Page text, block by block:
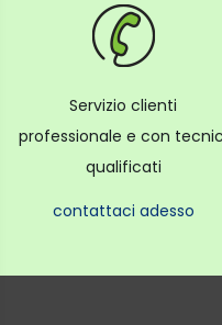
Servizio clienti
professionale e con
qualificati
contattaci adesso